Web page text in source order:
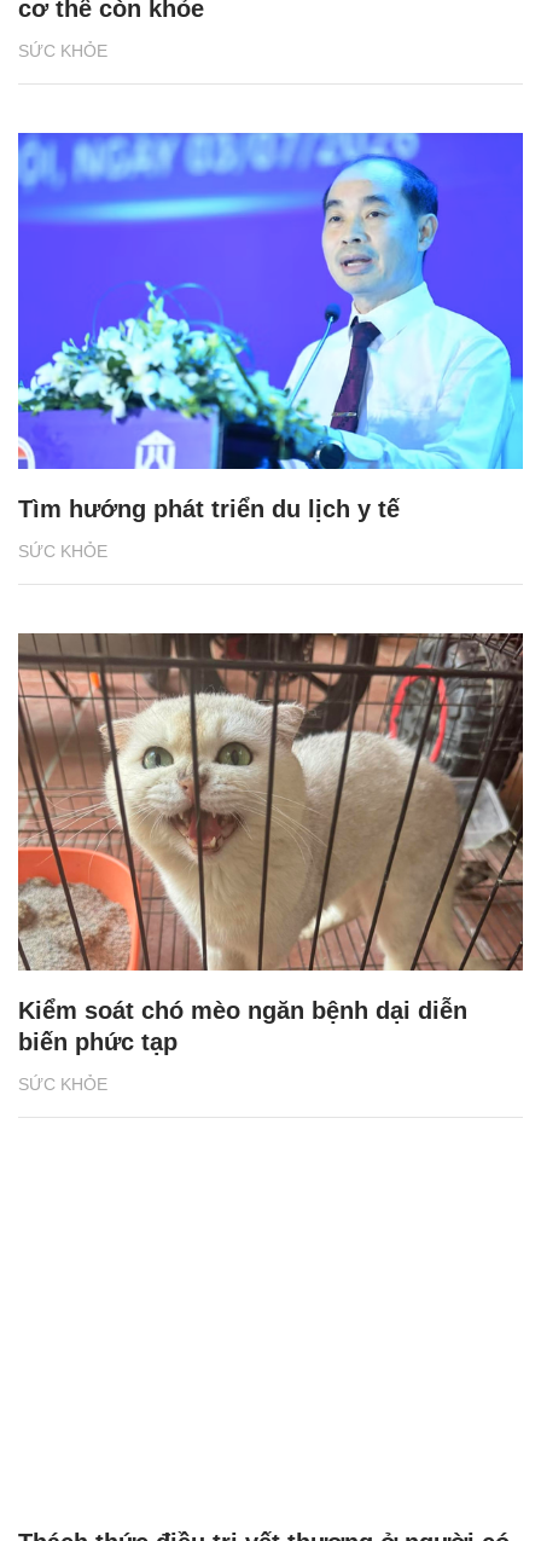
SỨC KHỎE
cơ thể còn khỏe
SỨC KHỎE
Tìm hướng phát triển du lịch y tế
SỨC KHỎE
Kiểm soát chó mèo ngăn bệnh dại diễn
biến phức tạp